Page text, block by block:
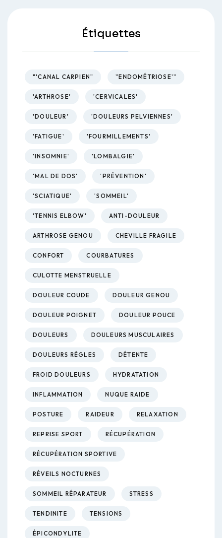
Étiquettes
"'CANAL CARPIEN" "ENDOMÉTRIOSE'"
'ARTHROSE' 'CERVICALES'
'DOULEUR' 'DOULEURS PELVIENNES'
'FATIGUE' 'FOURMILLEMENTS'
'INSOMNIE' 'LOMBALGIE'
'MAL DE DOS' 'PRÉVENTION'
'SCIATIQUE' 'SOMMEIL'
'TENNIS ELBOW' ANTI-DOULEUR
ARTHROSE GENOU CHEVILLE FRAGILE
CONFORT COURBATURES
CULOTTE MENSTRUELLE
DOULEUR COUDE DOULEUR GENOU
DOULEUR POIGNET DOULEUR POUCE
DOULEURS DOULEURS MUSCULAIRES
DOULEURS RÈGLES DÉTENTE
FROID DOULEURS HYDRATATION
INFLAMMATION NUQUE RAIDE
POSTURE RAIDEUR RELAXATION
REPRISE SPORT RÉCUPÉRATION
RÉCUPÉRATION SPORTIVE
RÉVEILS NOCTURNES
SOMMEIL RÉPARATEUR STRESS
TENDINITE TENSIONS
ÉPICONDYLITE